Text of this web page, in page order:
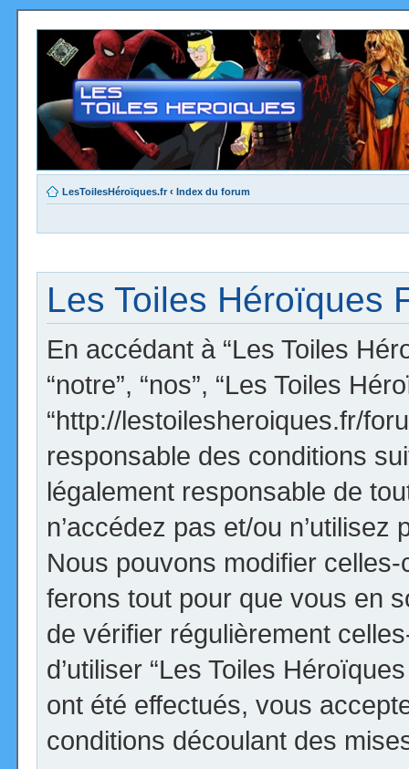
LesToilesHéroïques.fr ‹ Index du forum
Les Toiles Héroïques
En accédant à “Les Toiles
“notre”, “nos”, “Les Toiles
“http://lestoilesheroiques.fr/
responsable des conditions
légalement responsable de
n’accédez pas et/ou n’utilisez
Nous pouvons modifier
ferons tout pour que vous en
de vérifier régulièrement
d’utiliser “Les Toiles
ont été effectués, vous
conditions découlant des